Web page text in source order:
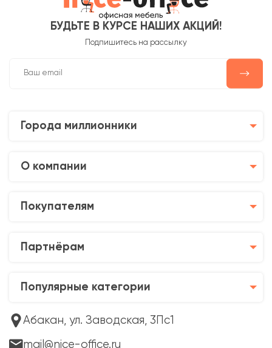
БУДЬТЕ В КУРСЕ НАШИХ АКЦИЙ!
Подпишитесь на рассылку
Города миллионники
О компании
Покупателям
Партнёрам
Популярные категории
Абакан, ул. Заводская, 3Пс1
mail@nice-office.ru